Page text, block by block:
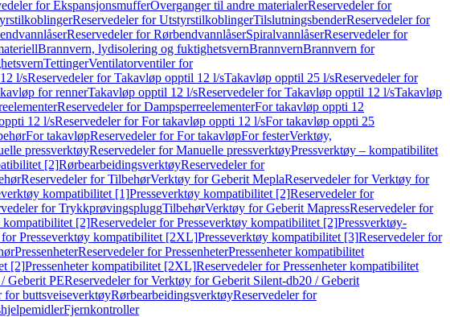
for EkspansjonsmufferOverganger til andre materialerReservedeler for
Reservedeler for UtstyrstilkoblingerTilslutningsbenderReservedeler for
Reservedeler for RørbendvannlåserSpiralvannlåserReservedeler for
Brannvern, lydisolering og fuktighetsvernBrannvernBrannvern for
TettingerVentilatorventiler for
l/sReservedeler for Takavløp opptil 12 l/sTakavløp opptil 25 l/sReservedeler for
for rennerTakavløp opptil 12 l/sReservedeler for Takavløp opptil 12 l/sTakavløp
Reservedeler for DampsperreelementerFor takavløp oppti 12
12 l/sReservedeler for For takavløp oppti 12 l/sFor takavløp oppti 25
For takavløpReservedeler for For takavløpFor festerVerktøy,
pressverktøyReservedeler for Manuelle pressverktøyPressverktøy – kompatibilitet
[2]RørbearbeidingsverktøyReservedeler for
Reservedeler for TilbehørVerktøy for Geberit MeplaReservedeler for Verktøy for
kompatibilitet [1]Presseverktøy kompatibilitet [2]Reservedeler for
for TrykkprøvingspluggTilbehørVerktøy for Geberit MapressReservedeler for
kompatibilitet [2]Reservedeler for Presseverktøy kompatibilitet [2]Pressverktøy-
for Presseverktøy kompatibilitet [2XL]Presseverktøy kompatibilitet [3]Reservedeler for
PressenheterReservedeler for PressenheterPressenheter kompatibilitet
[2]Pressenheter kompatibilitet [2XL]Reservedeler for Pressenheter kompatibilitet
Geberit PEReservedeler for Verktøy for Geberit Silent-db20 / Geberit
for buttsveiseverktøyRørbearbeidingsverktøyReservedeler for
Fjernkontroller